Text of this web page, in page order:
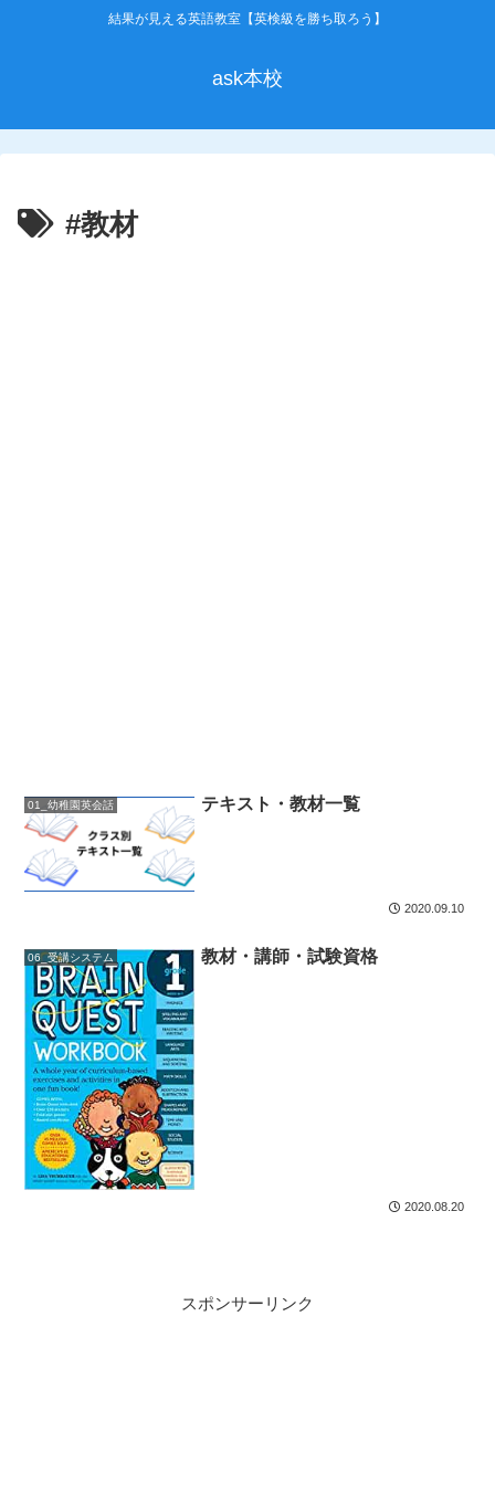
結果が見える英語教室【英検級を勝ち取ろう】
ask本校
#教材
01_幼稚園英会話 テキスト・教材一覧
2020.09.10
06_受講システム 教材・講師・試験資格
2020.08.20
スポンサーリンク